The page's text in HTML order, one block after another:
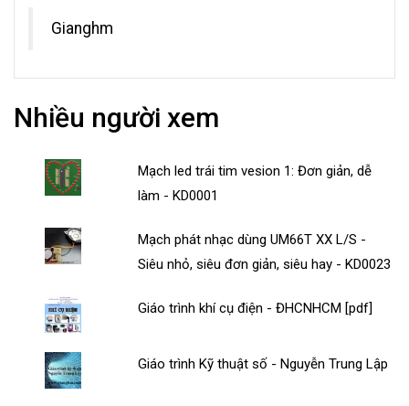
Gianghm
Nhiều người xem
Mạch led trái tim vesion 1: Đơn giản, dễ
làm - KD0001
Mạch phát nhạc dùng UM66T XX L/S -
Siêu nhỏ, siêu đơn giản, siêu hay - KD0023
Giáo trình khí cụ điện - ĐHCNHCM [pdf]
Giáo trình Kỹ thuật số - Nguyễn Trung Lập